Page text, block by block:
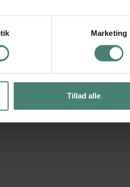
Marketing
Tillad alle